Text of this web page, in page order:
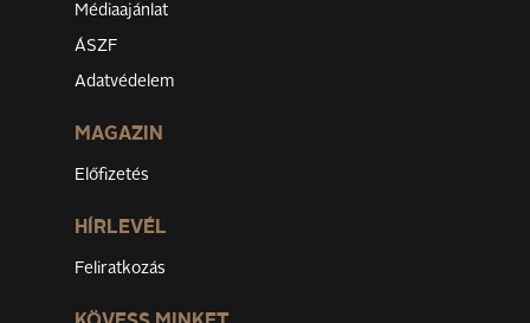
Médiaajánlat
ÁSZF
Adatvédelem
MAGAZIN
Előfizetés
HÍRLEVÉL
Feliratkozás